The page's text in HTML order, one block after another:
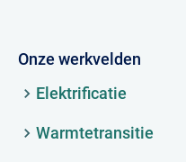
Onze werkvelden
Elektrificatie
Warmtetransitie